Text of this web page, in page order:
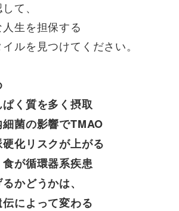
て、
生を担保する
ルを見つけてください。
ぱく質を多く摂取
菌の影響でTMAO
化リスクが上がる
食が循環器系疾患
かどうかは、
によって変わる